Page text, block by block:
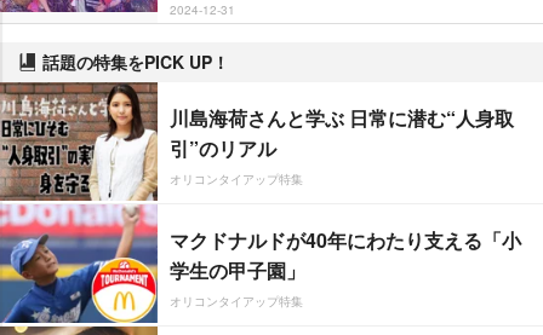
2024-12-31
話題の特集をPICK UP！
川島海荷さんと学ぶ 日常に潜む“人身取
引”のリアル
オリコンタイアップ特集
マクドナルドが40年にわたり支える「小
学生の甲子園」
オリコンタイアップ特集